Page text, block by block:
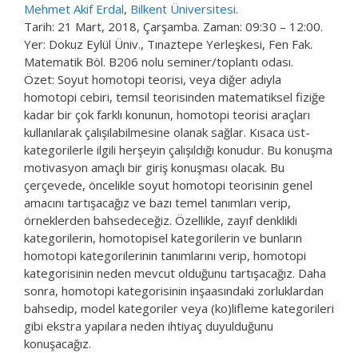
Mehmet Akif Erdal, Bilkent Üniversitesi.
Tarih: 21 Mart, 2018, Çarşamba. Zaman: 09:30 – 12:00.
Yer: Dokuz Eylül Üniv., Tınaztepe Yerleşkesi, Fen Fak.
Matematik Böl. B206 nolu seminer/toplantı odası.
Özet: Soyut homotopi teorisi, veya diğer adıyla
homotopi cebiri, temsil teorisinden matematiksel fiziğe
kadar bir çok farklı konunun, homotopi teorisi araçları
kullanılarak çalışılabilmesine olanak sağlar. Kısaca üst-
kategorilerle ilgili herşeyin çalışıldığı konudur. Bu konuşma
motivasyon amaçlı bir giriş konuşması olacak. Bu
çerçevede, öncelikle soyut homotopi teorisinin genel
amacını tartışacağız ve bazı temel tanımları verip,
örneklerden bahsedeceğiz. Özellikle, zayıf denklikli
kategorilerin, homotopisel kategorilerin ve bunların
homotopi kategorilerinin tanımlarını verip, homotopi
kategorisinin neden mevcut olduğunu tartışacağız. Daha
sonra, homotopi kategorisinin inşaasındaki zorluklardan
bahsedip, model kategoriler veya (ko)lifleme kategorileri
gibi ekstra yapılara neden ihtiyaç duyulduğunu
konuşacağız.